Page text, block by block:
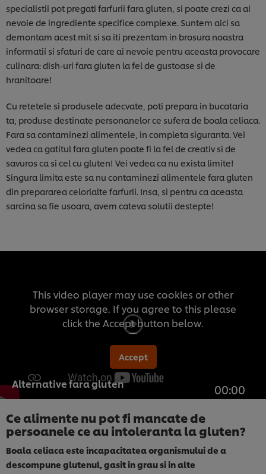
specialistii pot pregati farfurii fara gluten, si poate crezi ca ai
nevoie de ingrediente specifice complexe. Suntem aici sa
demontam acest mit si sa iti prezentam in brosura noastra
informatii si sfaturi de care ai nevoie pentru aceasta provocare
culinara: dish-uri fara gluten la fel de gustoase si de
hranitoare!
Cu retetele si produsele adecvate, poti prepara in bucataria
ta, produse destinate personanelor ce sufera de boala celiaca.
Fara sa contaminezi alimentele, in completa siguranta. Vei
vedea ca gatitul fara gluten poate fi la fel de creativ si de
savuros ca si cel cu gluten! Vei vedea ca nu exista limite!
Singura limita este sa nu contaminezi alimentele fara gluten
din prepararea celorlalte farfurii. Insa, si pentru ca aceasta
sarcina sa fie usoara, avem cateva solutii destepte!
This video player may use cookies or other
browser storage. If you agree to this please
click the Accept button below.
Accept
Alternative fara gluten
00:00
Ce alimente nu pot fi mancate de
persoanele ce au intoleranta la gluten?
Boala celiaca este incapacitatea organismului de a
descompune glutenul, gasit in grau si in alte